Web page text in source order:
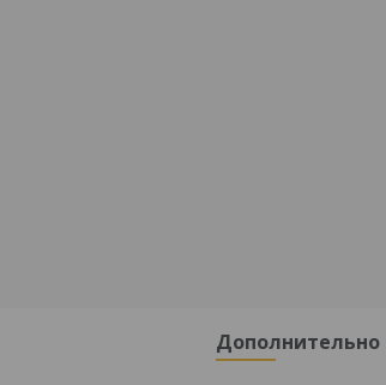
Дополнительно